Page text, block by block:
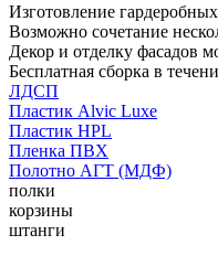
Изготовление
Возможно сочетание
Декор и отделку фасадов
Бесплатная сборка в
ЛДСП
Пластик Alvic Luxe
Пластик HPL
Пленка ПВХ
Полотно АГТ (МДФ)
полки
корзины
штанги